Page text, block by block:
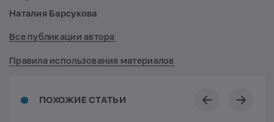
ПОХОЖИЕ СТАТЬИ
Наталия Барсукова
Все публикации автора
Правила использования материалов